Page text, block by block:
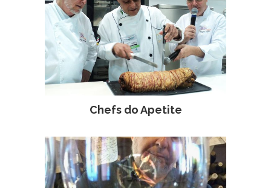
Chefs do Apetite